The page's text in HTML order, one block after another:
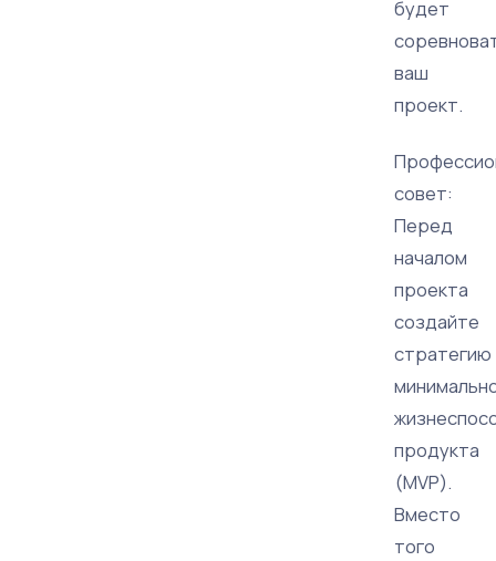
будет
ваш
проект.
совет:
Перед
началом
проекта
создайте
стратегию
продукта
(MVP).
Вместо
того